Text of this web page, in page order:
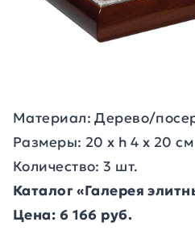
Материал: Дерево/
Размеры: 20 х h 4 х 20 см
Количество: 3 шт.
Каталог «Галерея
Цена: 6 166 руб.